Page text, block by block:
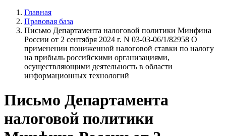
Главная
Правовая база
Письмо Департамента налоговой политики Минфина
России от 2 сентября 2024 г. N 03-03-06/1/82958 О
применении пониженной налоговой ставки по налогу
на прибыль российскими организациями,
осуществляющими деятельность в области
информационных технологий
Письмо Департамента
налоговой политики